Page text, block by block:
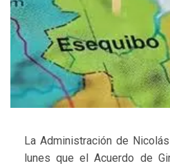
La Administración de
lunes que el Acuerdo de